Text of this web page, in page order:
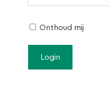
Onthoud mij